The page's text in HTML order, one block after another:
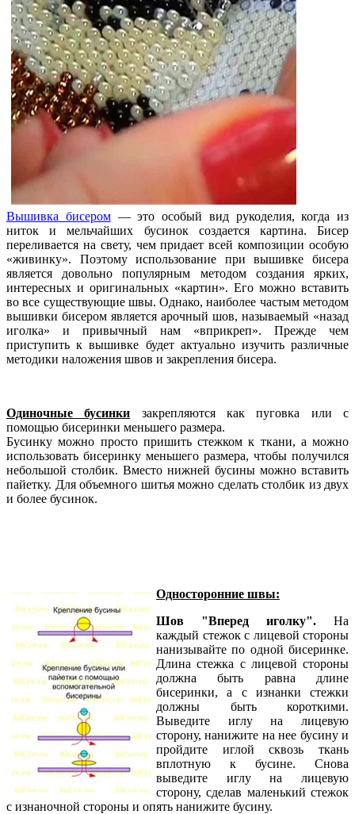
Вышивка бисером— это особый вид рукоделия, когда из
ниток и мельчайших бусинок создается картина. Бисер
переливается на свету, чем придает всей композиции особую
«живинку». Поэтому использование при вышивке бисера
является довольно популярным методом создания ярких,
интересных и оригинальных «картин». Его можно вставить
во все существующие швы. Однако, наиболее частым методом
вышивки бисером является арочный шов, называемый «назад
иголка» и привычный нам «вприкреп». Прежде чем
приступить к вышивке будет актуально изучить различные
методики наложения швов и закрепления бисера.
Одиночные бусинки закрепляются как пуговка или с
помощью бисеринки меньшего размера.
Бусинку можно просто пришить стежком к ткани, а можно
использовать бисеринку меньшего размера, чтобы получился
небольшой столбик. Вместо нижней бусины можно вставить
пайетку. Для объемного шитья можно сделать столбик из двух
и более бусинок.
Односторонние швы:
Шов "Вперед иголку". На
каждый стежок с лицевой стороны
нанизывайте по одной бисеринке.
Длина стежка с лицевой стороны
должна быть равна длине
бисеринки, а с изнанки стежки
должны быть короткими.
Выведите иглу на лицевую
сторону, нанижите на нее бусину и
пройдите иглой сквозь ткань
вплотную к бусине. Снова
выведите иглу на лицевую
сторону, сделав маленький стежок
с изнаночной стороны и опять нанижите бусину.